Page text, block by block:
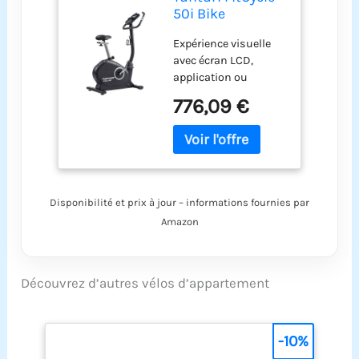
50i Bike
Expérience visuelle
avec écran LCD,
application ou
Bluetooth – notre vélo
d'appartement avec
application vous
ergomètre et les
vélo d'intérieur fait de
connaissance gr ce à
776,09 €
Disponibilité et prix à jour – informations fournies par
Amazon
Découvrez d’autres vélos d’appartement
-10%